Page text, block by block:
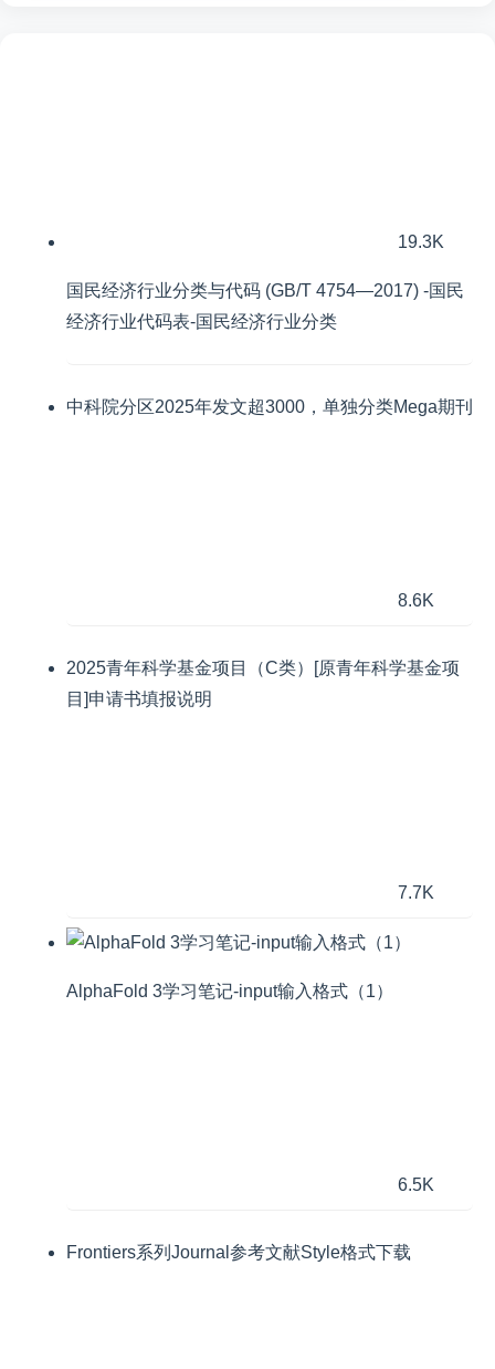
19.3K
国民经济行业分类与代码 (GB/T 4754—2017) -国民
经济行业代码表-国民经济行业分类
中科院分区2025年发文超3000，单独分类Mega期刊
8.6K
2025青年科学基金项目（C类）[原青年科学基金项
目]申请书填报说明
7.7K
AlphaFold 3学习笔记-input输入格式（1）
6.5K
Frontiers系列Journal参考文献Style格式下载